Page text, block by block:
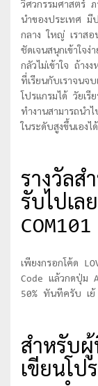
วิศวกรรมศาสตร์
นำของประเทศ มีป
กลาง ใหญ่ เราสอ
ชัดเจนสนุกเข้าใจ
กลัวไม่เข้าใจ ถ้าง
ที่เรียนกับเราจนจ
โปรแกรมได้ วัยเ
ทำงานสามารถนำ
ในระดับสูงขึ้นเองได้
รางวัลส
รับไปเล
เพียงกรอกโค้ด
Code แล้วกดปุ่ม
50% ทันทีครับ เ
สำหรับ
เขียนโ